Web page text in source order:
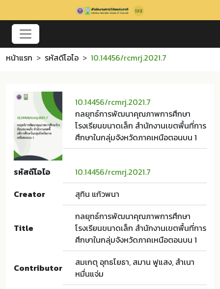
หน้าแรก รหัสดีโอไอ 10.14456/rcmrj.2021.7
10.14456/rcmrj.2021.7
กลยุทธ์การพัฒนาคุณภาพการศึกษา
โรงเรียนขนาดเล็ก สำนักงานเขตพื้นที่การ
ศึกษาในกลุ่มจังหวัดภาคเหนือตอนบน 1
รหัสดีโอไอ
10.14456/rcmrj.2021.7
Creator
สุทิน แก้วพนา
Title
กลยุทธ์การพัฒนาคุณภาพการศึกษา
โรงเรียนขนาดเล็ก สำนักงานเขตพื้นที่การ
ศึกษาในกลุ่มจังหวัดภาคเหนือตอนบน 1
Contributor
สมเกตุ อุทธโยธา, สมาน ฟูแสง, สำเนา
หมื่นแจ่ม